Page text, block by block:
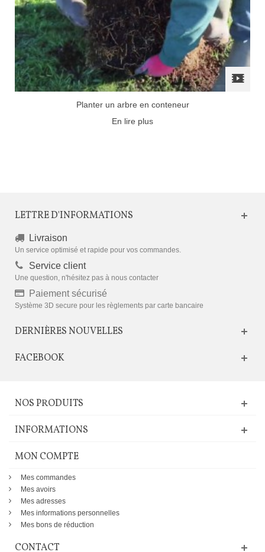
Planter un arbre en conteneur
En lire plus
LETTRE D'INFORMATIONS
Livraison
Un service optimisé et rapide pour vos commandes.
Service client
Une question, n'hésitez pas à nous contacter
Paiement sécurisé
Système 3D secure pour les règlements par carte bancaire
DERNIÈRES NOUVELLES
FACEBOOK
NOS PRODUITS
INFORMATIONS
MON COMPTE
Mes commandes
Mes avoirs
Mes adresses
Mes informations personnelles
Mes bons de réduction
CONTACT